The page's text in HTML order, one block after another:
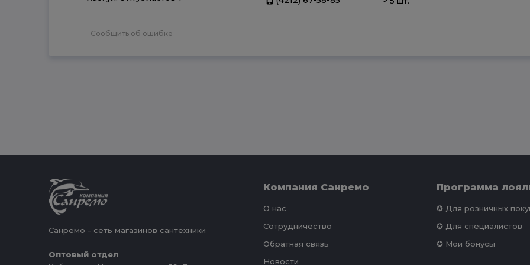
Сообщить об ошибке
Санремо - сеть магазинов сантехники
Оптовый отдел
Компания Санремо
О нас
Сотрудничество
Обратная связь
Новости
Программа
✪ Для розничных
✪ Для специалистов
✪ Мои бонусы